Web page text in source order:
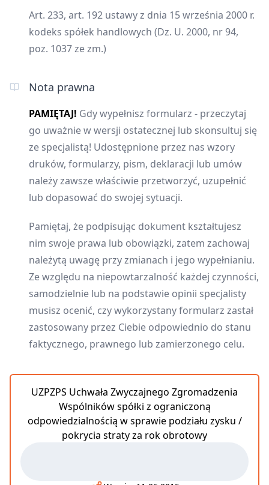
Art. 233, art. 192 ustawy z dnia 15 września 2000 r.
kodeks spółek handlowych (Dz. U. 2000, nr 94,
poz. 1037 ze zm.)
Nota prawna
PAMIĘTAJ! Gdy wypełnisz formularz - przeczytaj
go uważnie w wersji ostatecznej lub skonsultuj się
ze specjalistą! Udostępnione przez nas wzory
druków, formularzy, pism, deklaracji lub umów
należy zawsze właściwie przetworzyć, uzupełnić
lub dopasować do swojej sytuacji.
Pamiętaj, że podpisując dokument kształtujesz
nim swoje prawa lub obowiązki, zatem zachowaj
należytą uwagę przy zmianach i jego wypełnianiu.
Ze względu na niepowtarzalność każdej czynności,
samodzielnie lub na podstawie opinii specjalisty
musisz ocenić, czy wykorzystany formularz zastał
zastosowany przez Ciebie odpowiednio do stanu
faktycznego, prawnego lub zamierzonego celu.
UZPZPS Uchwała Zwyczajnego Zgromadzenia
Wspólników spółki z ograniczoną
odpowiedzialnością w sprawie podziału zysku /
pokrycia straty za rok obrotowy